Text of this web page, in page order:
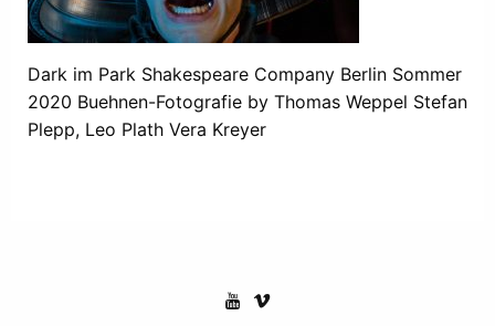
Dark im Park Shakespeare Company Berlin Sommer
2020 Buehnen-Fotografie by Thomas Weppel Stefan
Plepp, Leo Plath Vera Kreyer